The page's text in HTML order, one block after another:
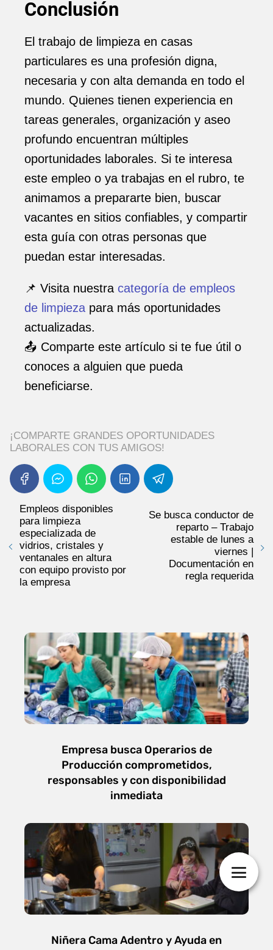
Conclusión
El trabajo de limpieza en casas
particulares es una profesión digna,
necesaria y con alta demanda en todo el
mundo. Quienes tienen experiencia en
tareas generales, organización y aseo
profundo encuentran múltiples
oportunidades laborales. Si te interesa
este empleo o ya trabajas en el rubro, te
animamos a prepararte bien, buscar
vacantes en sitios confiables, y compartir
esta guía con otras personas que
puedan estar interesadas.
📌 Visita nuestra categoría de empleos
de limpieza para más oportunidades
actualizadas.
📤 Comparte este artículo si te fue útil o
conoces a alguien que pueda
beneficiarse.
¡COMPARTE GRANDES OPORTUNIDADES
LABORALES CON TUS AMIGOS!
Empleos disponibles
para limpieza
especializada de
vidrios, cristales y
ventanales en altura
con equipo provisto por
la empresa
Se busca conductor de
reparto – Trabajo
estable de lunes a
viernes |
Documentación en
regla requerida
Empresa busca Operarios de
Producción comprometidos,
responsables y con disponibilidad
inmediata
Niñera Cama Adentro y Ayuda en